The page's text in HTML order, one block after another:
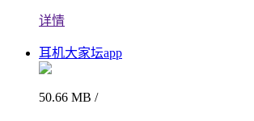
详情
耳机大家坛app
50.66 MB /